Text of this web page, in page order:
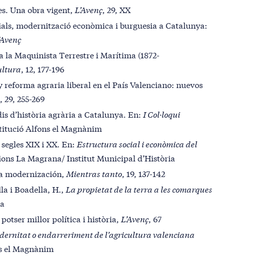
Una obra vigent, L’Avenç, 29, XX
modernització econòmica i burguesia a Catalunya:
la Maquinista Terrestre i Marítima (1872-
, 12, 177-196
reforma agraria liberal en el País Valenciano: nuevos
, 29, 255-269
d’història agrària a Catalunya. En: I Col·loqui
Alfons el Magnànim
XIX i XX. En: Estructura social i econòmica del
La Magrana/ Institut Municipal d’Història
modernización, Mientras tanto , 19, 137-142
i Boadella, H., La propietat de la terra a les comarques
millor política i història, L’Avenç, 67
o endarreriment de l’agricultura valenciana
el Magnànim